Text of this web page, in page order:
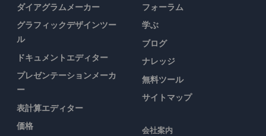
ダイアグラムメーカー
グラフィックデザインツー
ル
ドキュメントエディター
プレゼンテーションメーカ
ー
表計算エディター
価格
フォーラム
学ぶ
ブログ
ナレッジ
無料ツール
サイトマップ
会社案内